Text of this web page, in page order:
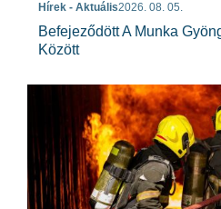
Hírek - Aktuális2026. 08. 05.
Befejeződött A Munka
Között